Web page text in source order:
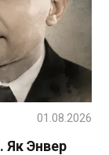
Як Энвер
01.08.2026